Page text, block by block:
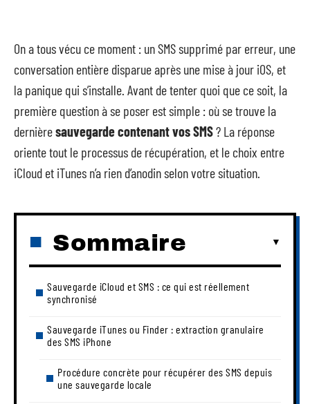
On a tous vécu ce moment : un SMS supprimé par erreur, une
conversation entière disparue après une mise à jour iOS, et
la panique qui s’installe. Avant de tenter quoi que ce soit, la
première question à se poser est simple : où se trouve la
dernièresauvegarde contenant vos SMS? La réponse
oriente tout le processus de récupération, et le choix entre
iCloud et iTunes n’a rien d’anodin selon votre situation.
Sommaire
Sauvegarde iCloud et SMS : ce qui est réellement
synchronisé
Sauvegarde iTunes ou Finder : extraction granulaire
des SMS iPhone
Procédure concrète pour récupérer des SMS depuis
une sauvegarde locale